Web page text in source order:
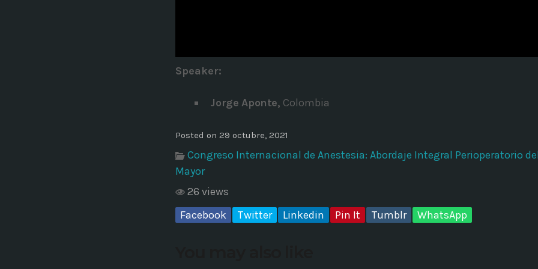
Noticia de personal salud 5
Time
Speaker:
Jorge Aponte, Colombia
Posted on 29 octubre, 2021
Congreso Internacional de Anestesia: Abordaje Integral Perioperatorio
Mayor
26 views
Facebook
Twitter Linkedin Pin It Tumblr WhatsApp